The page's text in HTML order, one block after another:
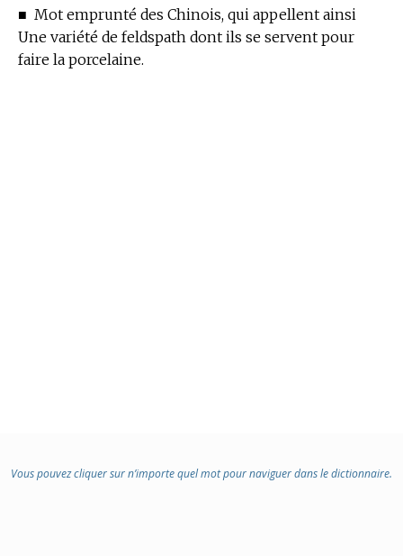
■ Mot emprunté des Chinois, qui appellent ainsi
Une variété de feldspath dont ils se servent pour
faire la porcelaine.
Vous pouvez cliquer sur n’importe quel mot pour naviguer dans le dictionnaire.